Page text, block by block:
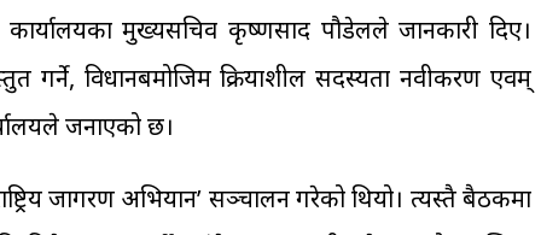
मुख्यसचिव कृष्णप्रसाद पौडेलले जानकारी दिए।
गर्ने, विधानबमोजिम क्रियाशील सदस्यता नवीकरण एवम्
जनाएको छ।
जागरण अभियान’ सञ्चालन गरेको थियो। त्यस्तै बैठकमा